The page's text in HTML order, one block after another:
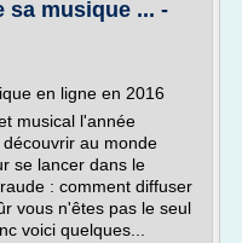
sa musique ... -
en ligne en 2016
musical l'année
au monde
se lancer dans le
: comment diffuser
vous n'êtes pas le seul
voici quelques...